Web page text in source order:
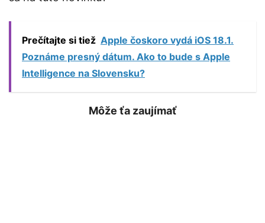
Prečítajte si tiež Apple čoskoro vydá iOS 18.1.
Poznáme presný dátum. Ako to bude s Apple
Intelligence na Slovensku?
Môže ťa zaujímať